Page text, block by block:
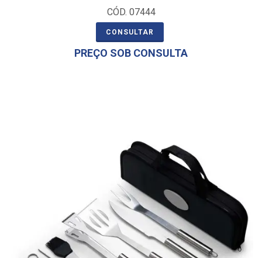
CÓD. 07444
CONSULTAR
PREÇO SOB CONSULTA